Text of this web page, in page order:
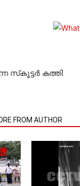
സ്‌കൂട്ടര്‍ കത്തി
FROM AUTHOR